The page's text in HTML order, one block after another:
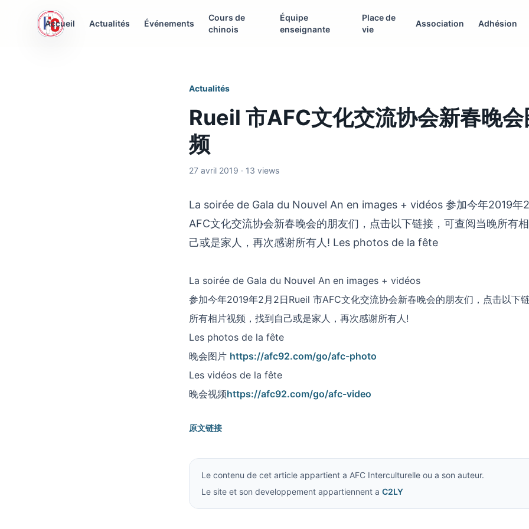
AFC Interculturelle
Accueil Actualités Événements
Cours de
chinois
Équipe
enseignante
Place de
vie
Association Adhésion
Actualités
Rueil 市AFC文化交流协会新春晚
频
27 avril 2019 · 13 views
La soirée de Gala du Nouvel An en images + vidéos 参加今年2019年
AFC文化交流协会新春晚会的朋友们，点击以下链接，可查阅当晚所有
己或是家人，再次感谢所有人! Les photos de la fête
La soirée de Gala du Nouvel An en images + vidéos
参加今年2019年2月2日Rueil 市AFC文化交流协会新春晚会的朋友们，点击以下
所有相片视频，找到自己或是家人，再次感谢所有人!
Les photos de la fête
晚会图片 https://afc92.com/go/afc-photo
Les vidéos de la fête
晚会视频https://afc92.com/go/afc-video
原文链接
Le contenu de cet article appartient a AFC Interculturelle ou a son auteur.
Le site et son developpement appartiennent a C2LY